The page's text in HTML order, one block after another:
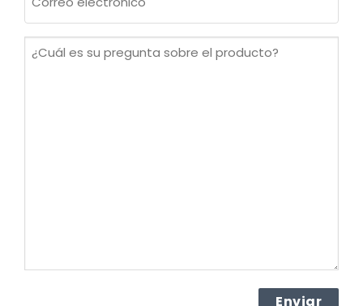
electrónico
¿Cuál